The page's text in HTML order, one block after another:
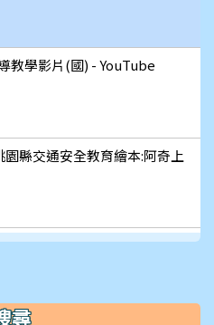
教學影片(國) - YouTube
園縣交通安全教育繪本:阿奇上
尋